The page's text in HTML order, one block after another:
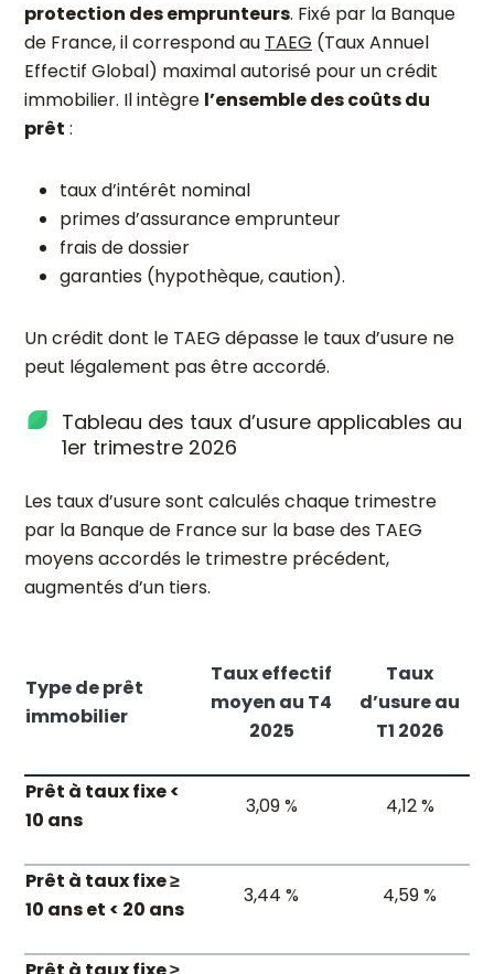
protection des emprunteurs. Fixé par la Banque
de France, il correspond au TAEG (Taux Annuel
Effectif Global) maximal autorisé pour un crédit
immobilier. Il intègre l’ensemble des coûts du
prêt :
taux d’intérêt nominal
primes d’assurance emprunteur
frais de dossier
garanties (hypothèque, caution).
Un crédit dont le TAEG dépasse le taux d’usure ne
peut légalement pas être accordé.
Tableau des taux d’usure applicables au
1er trimestre 2026
Les taux d’usure sont calculés chaque trimestre
par la Banque de France sur la base des TAEG
moyens accordés le trimestre précédent,
augmentés d’un tiers.
Type de prêt
immobilier
Taux effectif
moyen au T4
2025
Taux
d’usure au
T1 2026
Prêt à taux fixe <
10 ans
3,09 % 4,12 %
Prêt à taux fixe ≥
10 ans et < 20 ans
3,44 % 4,59 %